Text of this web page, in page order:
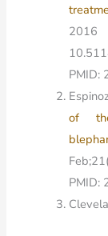
PMID:
of
PMID: